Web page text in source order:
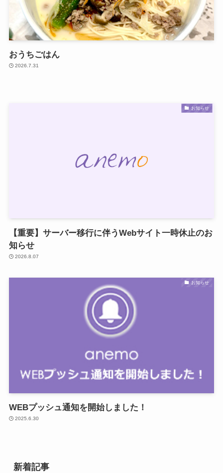
おうちごはん
2026.7.31
お知らせ
【重要】サーバー移行に伴うWebサイト一時休止のお
知らせ
2026.8.07
お知らせ
WEBプッシュ通知を開始しました！
2025.6.30
新着記事